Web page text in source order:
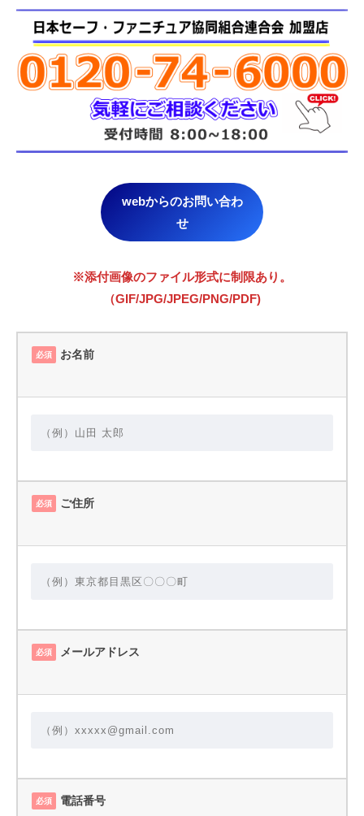
webからのお問い合わ
せ
※添付画像のファイル形式に制限あり。
（GIF/JPG/JPEG/PNG/PDF)
必須 お名前
必須 ご住所
必須 メールアドレス
必須 電話番号